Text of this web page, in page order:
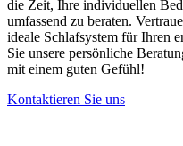
die Zeit, Ihre individuellen
umfassend zu beraten.
ideale Schlafsystem für Ihren
Sie unsere persönliche
mit einem guten Gefühl!
Kontaktieren Sie uns